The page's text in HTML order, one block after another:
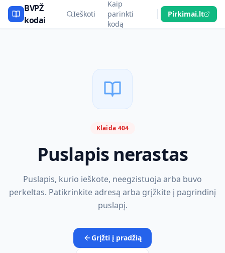
BVPŽ
kodai
Ieškoti
Kaip
parinkti
kodą
Pirkimai.lt
Klaida 404
Puslapis nerastas
Puslapis, kurio ieškote, neegzistuoja arba buvo
perkeltas. Patikrinkite adresą arba grįžkite į pagrindinį
puslapį.
Grįžti į pradžią